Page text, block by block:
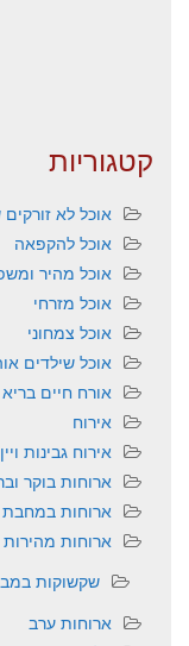
קטגוריות
אוכל לא
אוכל להקפאה
אוכל מהיר
אוכל מזרחי
אוכל צמחוני
אוכל שילדים
אורח חיים
אירוח
אירוח גבינות ויין
ארוחות בוקר
ארוחות במחבת
ארוחות מהירות
שקשוקות
ארוחות ערב